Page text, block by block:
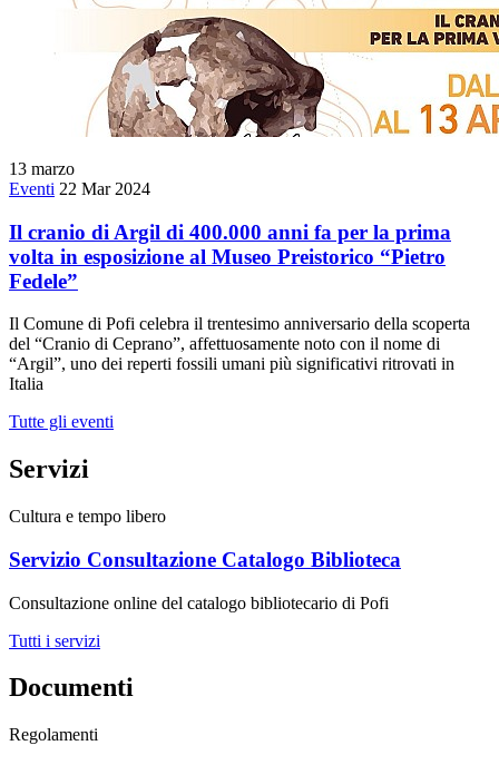
13 marzo
Eventi 22 Mar 2024
Il cranio di Argil di 400.000 anni fa per la prima
volta in esposizione al Museo Preistorico “Pietro
Fedele”
Il Comune di Pofi celebra il trentesimo anniversario della scoperta
del “Cranio di Ceprano”, affettuosamente noto con il nome di
“Argil”, uno dei reperti fossili umani più significativi ritrovati in
Italia
Tutte gli eventi
Servizi
Cultura e tempo libero
Servizio Consultazione Catalogo Biblioteca
Consultazione online del catalogo bibliotecario di Pofi
Tutti i servizi
Documenti
Regolamenti